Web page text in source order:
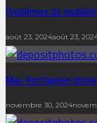
Problèmes de
août 23, 2024août 23,
Max Verstappen
novembre 30, 2024